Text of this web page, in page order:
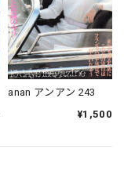
anan アンアン 243
¥1,500